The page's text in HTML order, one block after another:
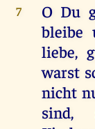
7
O Du
bleibe
liebe,
warst
nicht
sind,